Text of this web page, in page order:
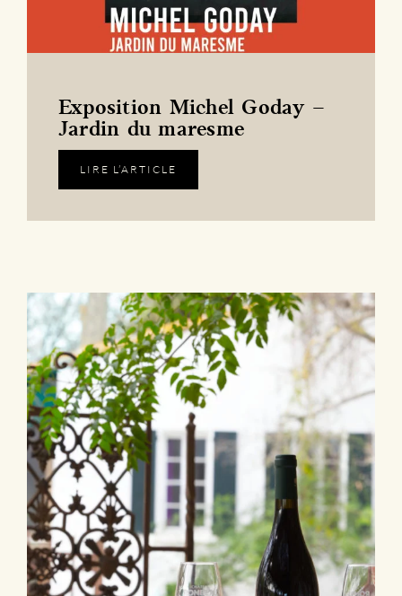
Exposition Michel Goday –
Jardin du maresme
LIRE L’ARTICLE